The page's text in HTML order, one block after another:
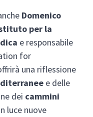
Domenico
per la
e responsabile
for
una riflessione
e delle
dei cammini
luce nuove